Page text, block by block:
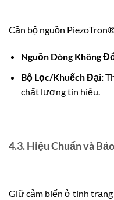
Cần bộ nguồn
Nguồn Dòng Không
Bộ Lọc/Khuếch Đại:
chất lượng tín hiệu.
4.3. Hiệu Chuẩn và
Giữ cảm biến ở tình